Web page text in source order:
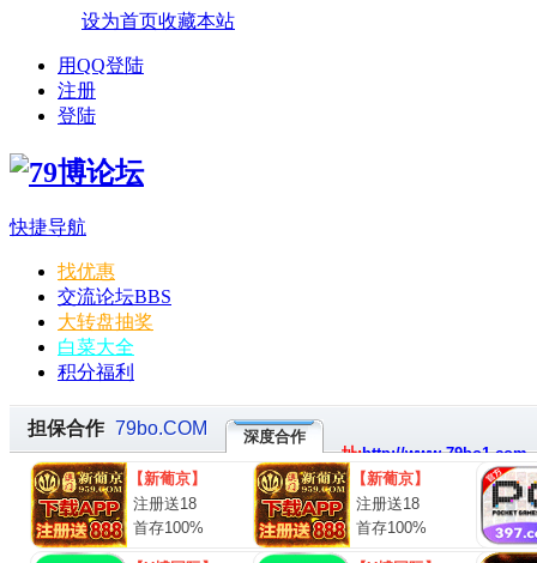
设为首页收藏本站
用QQ登陆
注册
登陆
快捷导航
找优惠
交流论坛BBS
大转盘抽奖
白菜大全
积分福利